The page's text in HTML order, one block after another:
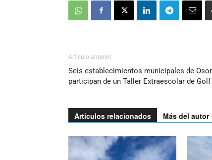
Artículo anterior
Seis establecimientos municipales de
participan de un Taller Extraescolar de Golf
Artículos relacionados Más del autor